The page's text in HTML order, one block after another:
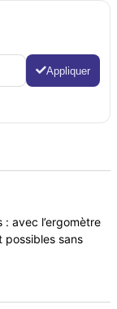
Appliquer
avec l’ergomètre
possibles sans